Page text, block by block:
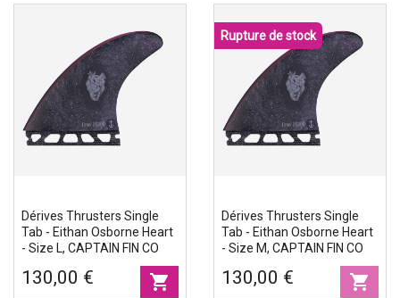
Dérives Thrusters Single
Tab - Eithan Osborne Heart
- Size L, CAPTAIN FIN CO
130,00 € shopping_cart
Dérives Thrusters Single
Tab - Eithan Osborne Heart
- Size M, CAPTAIN FIN CO
130,00 € shopping_cart
Rupture de stock